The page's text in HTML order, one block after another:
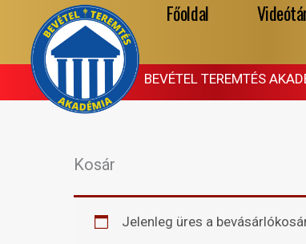
content
Főoldal
BEVÉTEL TEREMTÉS
Kosár
Jelenleg üres a